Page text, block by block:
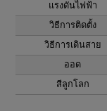
แรงดันไฟฟ้า
วิธีการติดตั้ง
วิธีการเดินสาย
ออด
สีลูกโลก